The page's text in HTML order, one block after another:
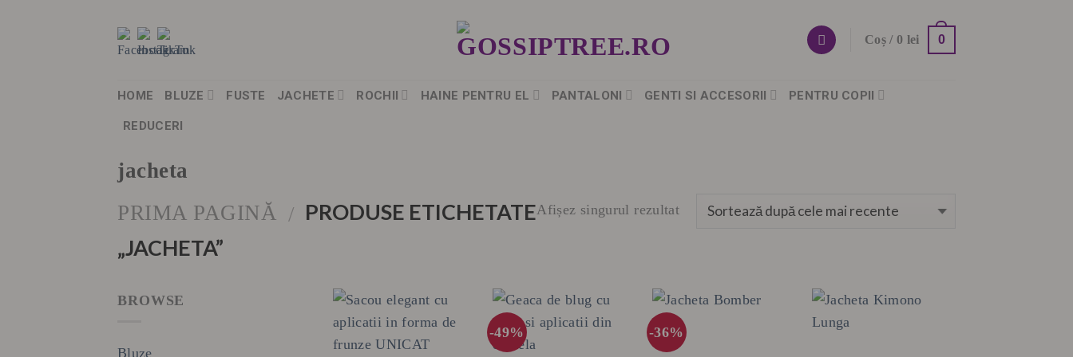
Coș / 0 lei 0
HOME BLUZE FUSTE JACHETE ROCHII HAINE PENTRU EL PANTALONI GENTI SI ACCESORII PENTRU COPII
REDUCERI
jacheta
PRIMA PAGINĂ / PRODUSE ETICHETATE
„JACHETA”
Afișez singurul rezultat
BROWSE
Bluze
-49% -36%